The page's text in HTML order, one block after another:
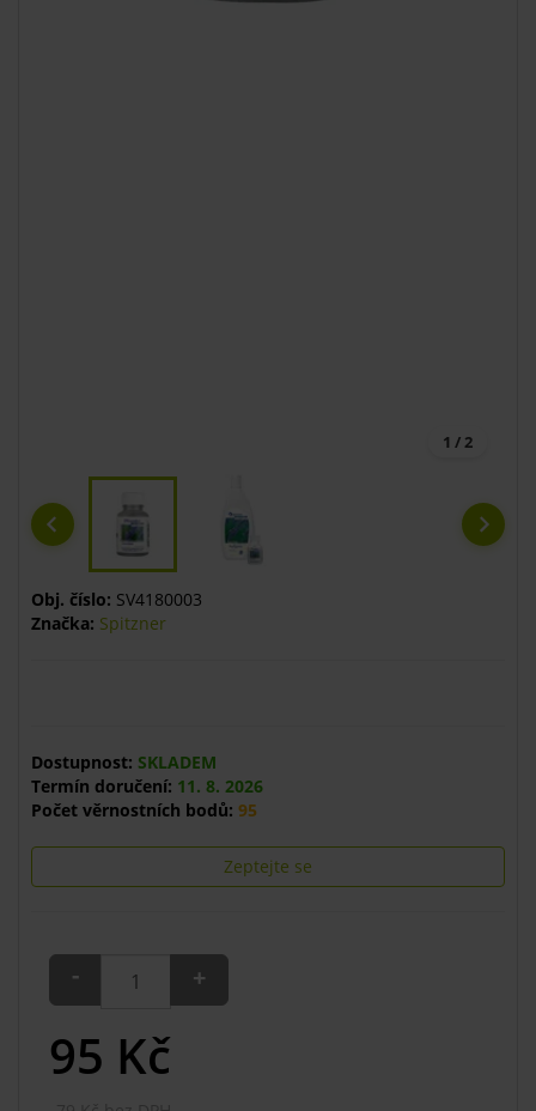
1 / 2
Obj. číslo: SV4180003
Značka: Spitzner
Dostupnost: SKLADEM
Termín doručení: 11. 8. 2026
Počet věrnostních bodů: 95
Zeptejte se
- +
95 Kč